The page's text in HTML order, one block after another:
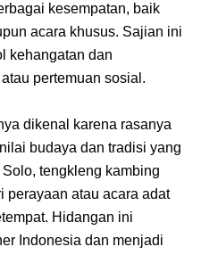
Telah Memberikan Kunci Borgol
Untuk Menjadi Cemilan
kesempatan, baik
acara khusus. Sajian ini
kehangatan dan
pertemuan sosial.
dikenal karena rasanya
budaya dan tradisi yang
tengkleng kambing
perayaan atau acara adat
Hidangan ini
Indonesia dan menjadi